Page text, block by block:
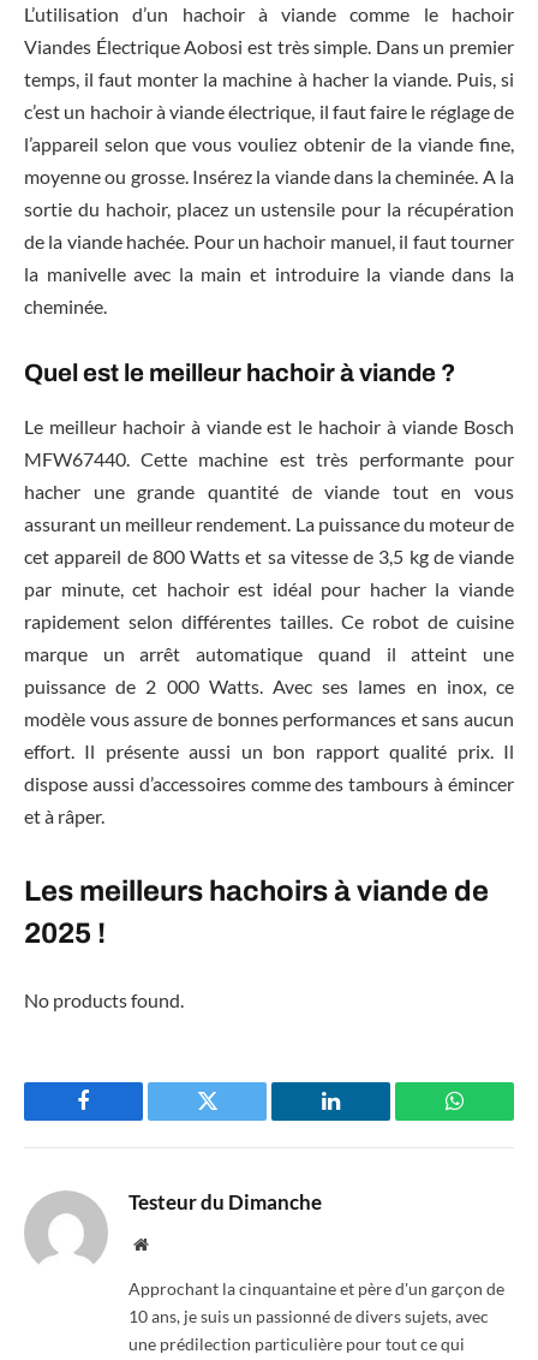
L’utilisation d’un hachoir à viande comme le hachoir
Viandes Électrique Aobosi est très simple. Dans un premier
temps, il faut monter la machine à hacher la viande. Puis, si
c’est un hachoir à viande électrique, il faut faire le réglage de
l’appareil selon que vous vouliez obtenir de la viande fine,
moyenne ou grosse. Insérez la viande dans la cheminée. A la
sortie du hachoir, placez un ustensile pour la récupération
de la viande hachée. Pour un hachoir manuel, il faut tourner
la manivelle avec la main et introduire la viande dans la
cheminée.
Quel est le meilleur hachoir à viande ?
Le meilleur hachoir à viande est le hachoir à viande Bosch
MFW67440. Cette machine est très performante pour
hacher une grande quantité de viande tout en vous
assurant un meilleur rendement. La puissance du moteur de
cet appareil de 800 Watts et sa vitesse de 3,5 kg de viande
par minute, cet hachoir est idéal pour hacher la viande
rapidement selon différentes tailles. Ce robot de cuisine
marque un arrêt automatique quand il atteint une
puissance de 2 000 Watts. Avec ses lames en inox, ce
modèle vous assure de bonnes performances et sans aucun
effort. Il présente aussi un bon rapport qualité prix. Il
dispose aussi d’accessoires comme des tambours à émincer
et à râper.
Les meilleurs hachoirs à viande de
2025 !
No products found.
Facebook Twitter LinkedIn
Testeur du Dimanche
Website
Approchant la cinquantaine et père d'un garçon de
10 ans, je suis un passionné de divers sujets, avec
une prédilection particulière pour tout ce qui